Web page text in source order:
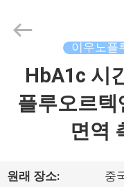
2021
이우노플
HbA1c 시
플루오르
면역
원래 장소: 중